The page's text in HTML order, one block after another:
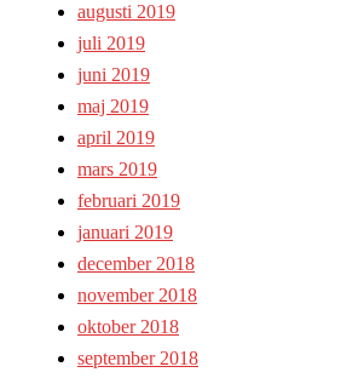
augusti 2019
juli 2019
juni 2019
maj 2019
april 2019
mars 2019
februari 2019
januari 2019
december 2018
november 2018
oktober 2018
september 2018